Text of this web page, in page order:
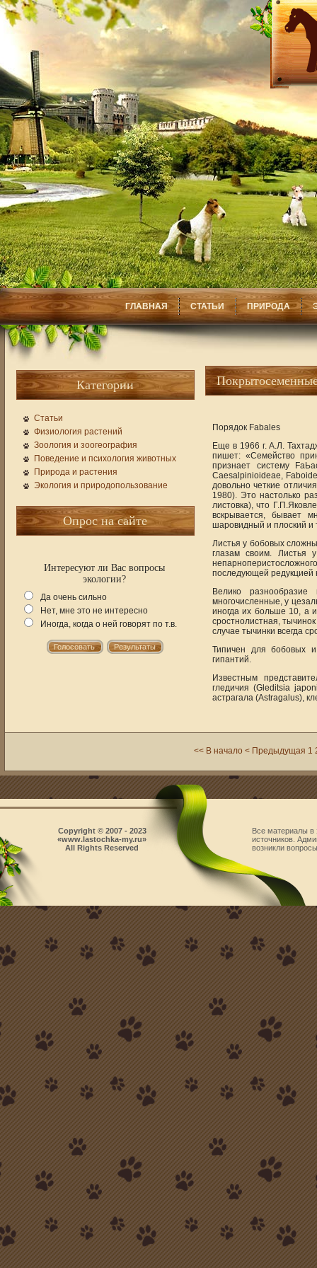
ГЛАВНАЯ СТАТЬИ ПРИРОДА
Категории
Статьи
Физиология растений
Зоология и зоогеография
Поведение и психология животных
Природа и растения
Экология и природопользование
Опрос на сайте
Интересуют ли Вас вопросы
экологии?
Да очень сильно
Нет, мне это не интересно
Иногда, когда о ней говорят по т.в.
Порядок Fabales
Еще в 1966 г. А.Л.
пишет: «Семейство
признает систему
Caesalpinioideae,
довольно четкие
1980). Это настолько
листовка), что
вскрывается, бывает
шаровидный и плоский и
Листья у бобовых
глазам своим. Листья
последующей редукцией
Велико
многочисленные, у
иногда их больше 10, а
сростнолистная,
случае тычинки всегда
Типичен для бобовых и
гипантий.
Известным
гледичия (Gleditsia
астрагала (Astragalus),
<< В начало < Предыдущая 1
Все материалы в
источников.
возникли
Copyright © 2007 - 2023
«www.lastochka-my.ru»
All Rights Reserved